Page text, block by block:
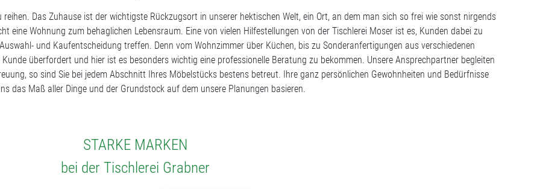
Das Zuhause ist der wichtigste Rückzugsort in unserer hektischen Welt, ein Ort, an dem man sich so frei wie sonst nirgends
eine Wohnung zum behaglichen Lebensraum. Eine von vielen Hilfestellungen von der Tischlerei Moser ist es, Kunden dabei zu
und Kaufentscheidung treffen. Denn vom Wohnzimmer über Küchen, bis zu Sonderanfertigungen aus verschiedenen
überfordert und hier ist es besonders wichtig eine professionelle Beratung zu bekommen. Unsere Ansprechpartner begleiten
so sind Sie bei jedem Abschnitt Ihres Möbelstücks bestens betreut. Ihre ganz persönlichen Gewohnheiten und Bedürfnisse
das Maß aller Dinge und der Grundstock auf dem unsere Planungen basieren.
STARKE MARKEN
bei der Tischlerei Grabner